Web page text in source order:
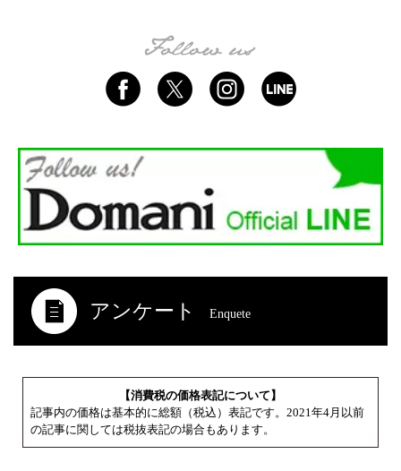
アンケート Enquete
【消費税の価格表記について】
記事内の価格は基本的に総額（税込）表記です。2021年4月以前
の記事に関しては税抜表記の場合もあります。